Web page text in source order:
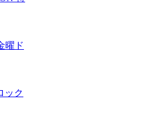
曜ド
ック